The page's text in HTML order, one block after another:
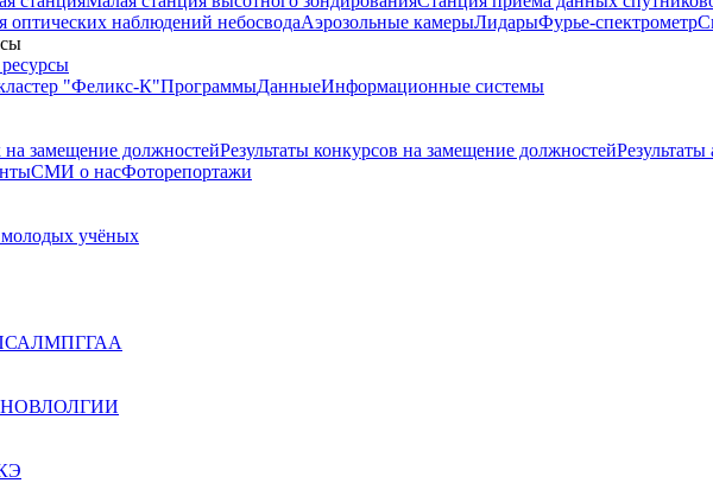
оптических наблюдений небосводаАэрозольные камерыЛидарыФурье-спектрометр
"Феликс-К"ПрограммыДанныеИнформационные системы
замещение должностейРезультаты конкурсов на замещение должностейРезультаты
СМИ о насФоторепортажи
учёных
ЛМПГГАА
ЛОЛГИИ